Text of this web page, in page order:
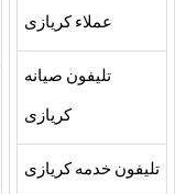
عملاء كريازى
تليفون صيانه
كريازى
تليفون خدمه كريازى